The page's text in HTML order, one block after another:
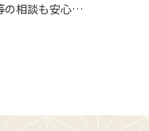
の相談も安心…